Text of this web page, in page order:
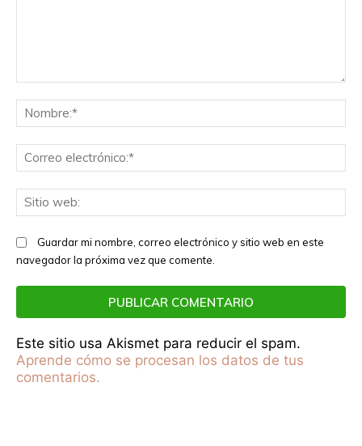
Guardar mi nombre, correo electrónico y sitio web en este
navegador la próxima vez que comente.
Este sitio usa Akismet para reducir el spam.
Aprende cómo se procesan los datos de tus
comentarios.